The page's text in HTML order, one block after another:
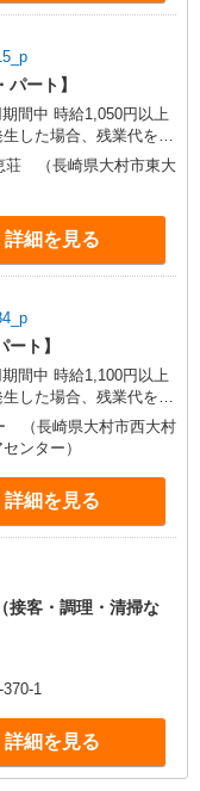
ート】
荘 （長崎県大村市東大
詳細を見る
ト】
（長崎県大村市西大村
ンター）
詳細を見る
接客・調理・清掃な
1
詳細を見る